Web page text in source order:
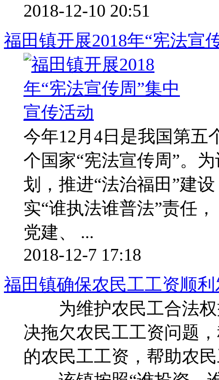
2018-12-10 20:51
福田镇开展2018年“宪法宣
今年12月4日是我国第五
个国家“宪法宣传周”。
划，推进“法治福田”建
实“谁执法谁普法”责任
党建、 ...
2018-12-7 17:18
福田镇确保农民工工资顺
为维护农民工合法权
决拖欠农民工工资问题
的农民工工资，帮助农